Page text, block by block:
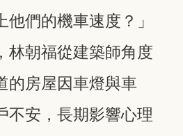
們的機車速度？」
林朝福從建築師角度
的房屋因車燈與車
不安，長期影響心理